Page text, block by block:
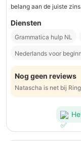
belang aan de juiste
Diensten
Grammatica hulp NL
Nederlands voor
Nog geen reviews
Natascha is net bij